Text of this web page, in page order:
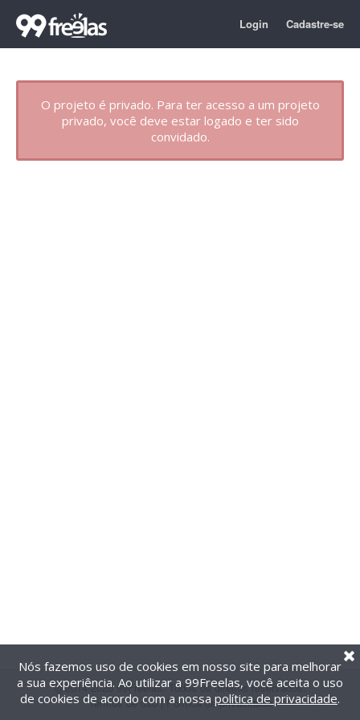
Login Cadastre-se
O projeto é privado. Para ter acesso a um projeto
privado, você deve estar logado e ter sido
convidado.
@2014-2026 99Freelas. Todos os direitos reservados.
Termos de uso| Política de privacidade
Nós fazemos uso de cookies em nosso site para melhorar
a sua experiência. Ao utilizar a 99Freelas, você aceita o uso
de cookies de acordo com a nossa política de privacidade.